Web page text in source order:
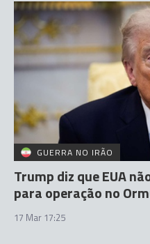
GUERRA NO IRÃO
Trump diz que EUA
para operação no
17 Mar 17:25